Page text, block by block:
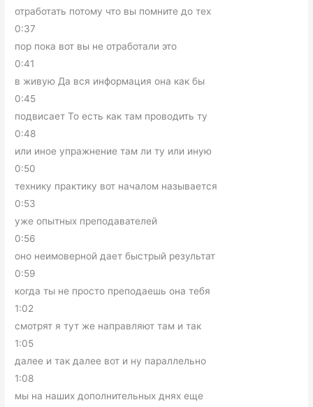
отработать потому что вы помните до тех
0:37
пор пока вот вы не отработали это
0:41
в живую Да вся информация она как бы
0:45
подвисает То есть как там проводить ту
0:48
или иное упражнение там ли ту или иную
0:50
технику практику вот началом называется
0:53
уже опытных преподавателей
0:56
оно неимоверной дает быстрый результат
0:59
когда ты не просто преподаешь она тебя
1:02
смотрят я тут же направляют там и так
1:05
далее и так далее вот и ну параллельно
1:08
мы на наших дополнительных днях еще